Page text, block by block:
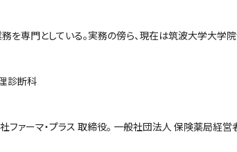
専門としている。実務の傍ら、現在は筑波大学大学院
診断科
ファーマ・プラス 取締役。 一般社団法人 保険薬局経